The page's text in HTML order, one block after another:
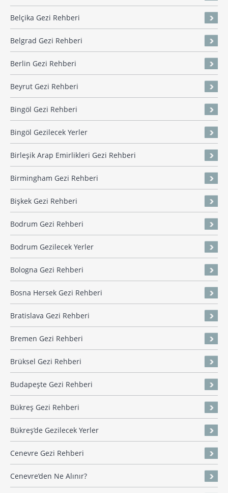
Belçika Gezi Rehberi
Belgrad Gezi Rehberi
Berlin Gezi Rehberi
Beyrut Gezi Rehberi
Bingöl Gezi Rehberi
Bingöl Gezilecek Yerler
Birleşik Arap Emirlikleri Gezi Rehberi
Birmingham Gezi Rehberi
Bişkek Gezi Rehberi
Bodrum Gezi Rehberi
Bodrum Gezilecek Yerler
Bologna Gezi Rehberi
Bosna Hersek Gezi Rehberi
Bratislava Gezi Rehberi
Bremen Gezi Rehberi
Brüksel Gezi Rehberi
Budapeşte Gezi Rehberi
Bükreş Gezi Rehberi
Bükreş’de Gezilecek Yerler
Cenevre Gezi Rehberi
Cenevre’den Ne Alınır?